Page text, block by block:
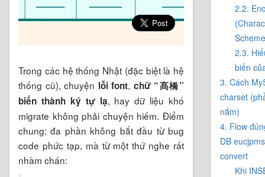
Trong các hệ thống Nhật (đặc biệt là hệ
thống cũ), chuyện lỗi font, chữ “髙橋”
biến thành ký tự lạ, hay dữ liệu khó
migrate không phải chuyện hiếm. Điểm
chung: đa phần không bắt đầu từ bug
code phức tạp, mà từ một thứ nghe rất
nhàm chán:
2.2.
2.3.
biến
3. Cách
charset
nắm)
4. Flow
DB
convert
Khi